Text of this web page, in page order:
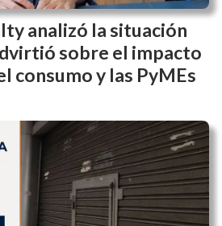
analizó la situación
sobre el impacto
consumo y las PyMEs